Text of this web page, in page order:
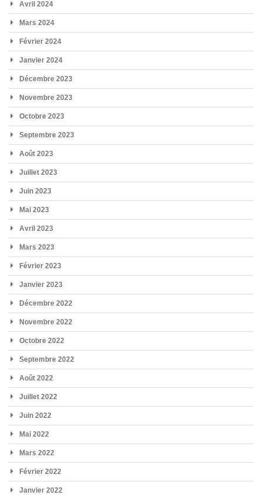
Avril 2024
Mars 2024
Février 2024
Janvier 2024
Décembre 2023
Novembre 2023
Octobre 2023
Septembre 2023
Août 2023
Juillet 2023
Juin 2023
Mai 2023
Avril 2023
Mars 2023
Février 2023
Janvier 2023
Décembre 2022
Novembre 2022
Octobre 2022
Septembre 2022
Août 2022
Juillet 2022
Juin 2022
Mai 2022
Mars 2022
Février 2022
Janvier 2022